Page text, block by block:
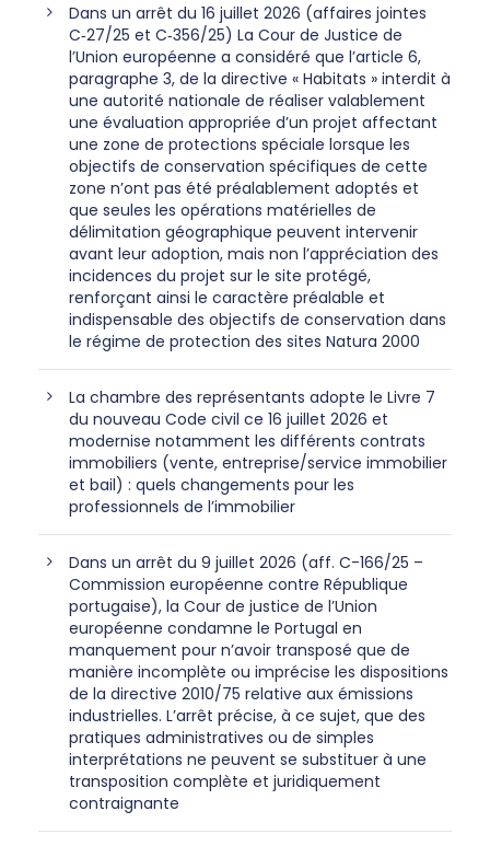
Dans un arrêt du 16 juillet 2026 (affaires jointes
C‑27/25 et C‑356/25) La Cour de Justice de
l’Union européenne a considéré que l’article 6,
paragraphe 3, de la directive « Habitats » interdit à
une autorité nationale de réaliser valablement
une évaluation appropriée d’un projet affectant
une zone de protections spéciale lorsque les
objectifs de conservation spécifiques de cette
zone n’ont pas été préalablement adoptés et
que seules les opérations matérielles de
délimitation géographique peuvent intervenir
avant leur adoption, mais non l’appréciation des
incidences du projet sur le site protégé,
renforçant ainsi le caractère préalable et
indispensable des objectifs de conservation dans
le régime de protection des sites Natura 2000
La chambre des représentants adopte le Livre 7
du nouveau Code civil ce 16 juillet 2026 et
modernise notamment les différents contrats
immobiliers (vente, entreprise/service immobilier
et bail) : quels changements pour les
professionnels de l’immobilier
Dans un arrêt du 9 juillet 2026 (aff. C-166/25 –
Commission européenne contre République
portugaise), la Cour de justice de l’Union
européenne condamne le Portugal en
manquement pour n’avoir transposé que de
manière incomplète ou imprécise les dispositions
de la directive 2010/75 relative aux émissions
industrielles. L’arrêt précise, à ce sujet, que des
pratiques administratives ou de simples
interprétations ne peuvent se substituer à une
transposition complète et juridiquement
contraignante